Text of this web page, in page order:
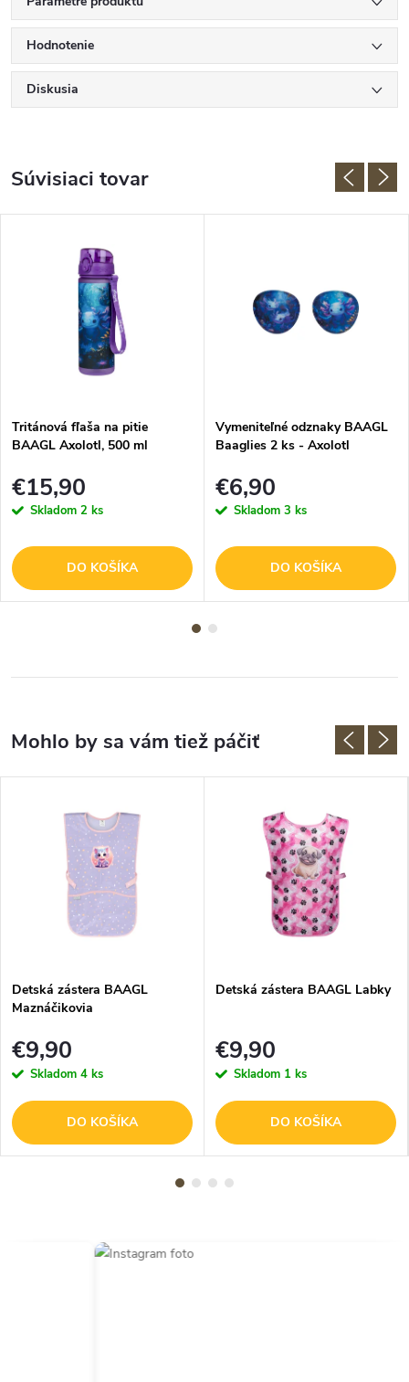
Hodnotenie
Diskusia
Súvisiaci tovar
Tritánová fľaša na pitie
BAAGL Axolotl, 500 ml
€15,90
Skladom 2 ks
DO KOŠÍKA
Vymeniteľné odznaky BAAGL
Baaglies 2 ks - Axolotl
€6,90
Skladom 3 ks
DO KOŠÍKA
Detská zástera BAAGL
Maznáčikovia
€9,90
Skladom 4 ks
DO KOŠÍKA
Detská zástera BAAGL Labky
€9,90
Skladom 1 ks
DO KOŠÍKA